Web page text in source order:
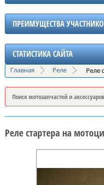
ПРЕИМУЩЕСТВА
СТАТИСТИКА САЙТА
Главная Реле Реле
Реле стартера на